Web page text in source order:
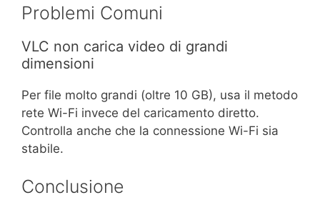
Problemi Comuni
VLC non carica video di grandi
dimensioni
Per file molto grandi (oltre 10 GB), usa il metodo
rete Wi-Fi invece del caricamento diretto.
Controlla anche che la connessione Wi-Fi sia
stabile.
Conclusione